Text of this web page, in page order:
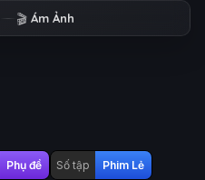
🎬 Ám Ảnh
Phụ đề Số tập Phim Lẻ